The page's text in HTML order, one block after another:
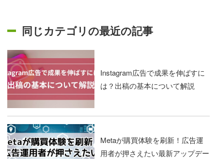
同じカテゴリの最近の記事
Instagram広告で成果を伸ばすに
は？出稿の基本について解説
Metaが購買体験を刷新！広告運
用者が押さえたい最新アップデー